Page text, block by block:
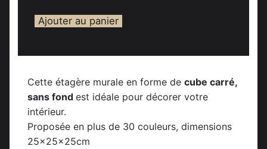
Ajouter au panier
Cette étagère murale en forme de cube carré,
sans fond est idéale pour décorer votre
intérieur.
Proposée en plus de 30 couleurs, dimensions
25x25x25cm